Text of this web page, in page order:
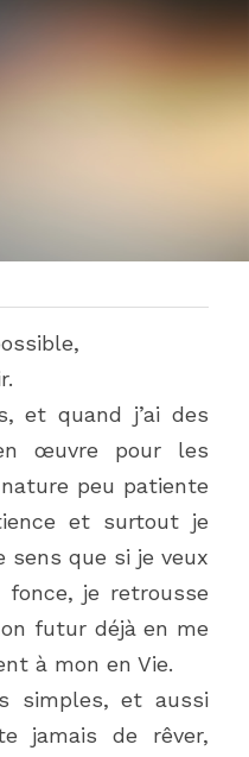
et quand j’ai des
œuvre pour les
peu patiente
et surtout je
sens que si je veux
je retrousse
futur déjà en me
à mon en Vie.
simples, et aussi
jamais de rêver,